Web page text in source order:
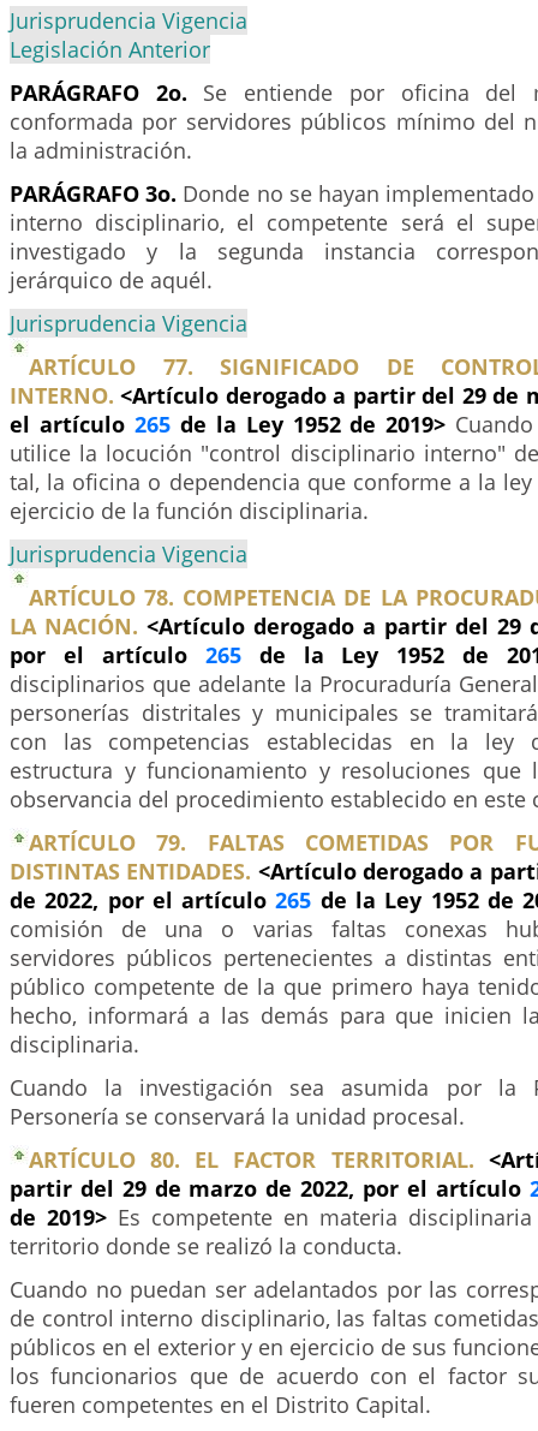
Jurisprudencia Vigencia
Legislación Anterior
PARÁGRAFO 2o. Se entiende por oficina del
conformada por servidores públicos mínimo del
la administración.
PARÁGRAFO 3o. Donde no se hayan
interno disciplinario, el competente será el
investigado y la segunda instancia
jerárquico de aquél.
Jurisprudencia Vigencia
ARTÍCULO 77. SIGNIFICADO DE
INTERNO. <Artículo derogado a partir del 29 de
el artículo 265de la Ley 1952 de 2019>
utilice la locución "control disciplinario interno"
tal, la oficina o dependencia que conforme a la
ejercicio de la función disciplinaria.
Jurisprudencia Vigencia
ARTÍCULO 78. COMPETENCIA DE LA
LA NACIÓN. <Artículo derogado a partir del 29
por el artículo 265de la Ley 1952 de
disciplinarios que adelante la Procuraduría
personerías distritales y municipales se
con las competencias establecidas en la ley
estructura y funcionamiento y resoluciones que
observancia del procedimiento establecido en este
ARTÍCULO 79. FALTAS COMETIDAS POR
DISTINTAS ENTIDADES. <Artículo derogado a
de 2022, por el artículo265 de la Ley 1952 de
comisión de una o varias faltas conexas
servidores públicos pertenecientes a distintas
público competente de la que primero haya
hecho, informará a las demás para que inicien
disciplinaria.
Cuando la investigación sea asumida por la
Personería se conservará la unidad procesal.
ARTÍCULO 80. EL FACTOR TERRITORIAL.
partir del 29 de marzo de 2022, por el artículo
de 2019> Es competente en materia
territorio donde se realizó la conducta.
Cuando no puedan ser adelantados por las
de control interno disciplinario, las faltas
públicos en el exterior y en ejercicio de sus
los funcionarios que de acuerdo con el factor
fueren competentes en el Distrito Capital.